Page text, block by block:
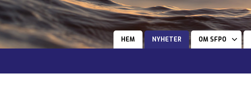
HEM NYHETER OM SFPO